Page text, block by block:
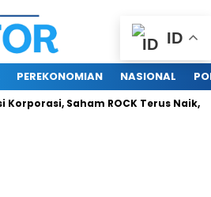
PEREKONOMIAN NASIONAL
Saham ROCK Terus Naik,
ID